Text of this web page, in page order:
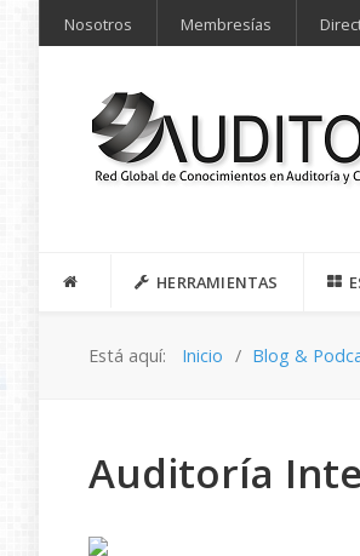
Nosotros Membresías
HERRAMIENTAS
Está aquí: Inicio Blog &
Auditoría